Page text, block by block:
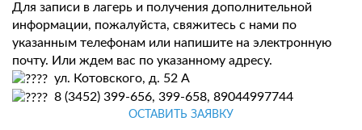
Для записи в лагерь и получения дополнительной
информации, пожалуйста, свяжитесь с нами по
указанным телефонам или напишите на электронную
почту. Или ждем вас по указанному адресу.
ул. Котовского, д. 52 А
8 (3452) 399-656, 399-658, 89044997744
ОСТАВИТЬ ЗАЯВКУ